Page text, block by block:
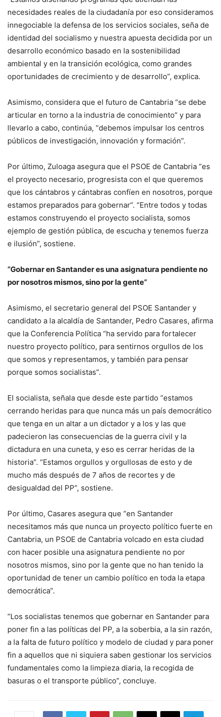
necesidades reales de la ciudadanía por eso consideramos
innegociable la defensa de los servicios sociales, seña de
identidad del socialismo y nuestra apuesta decidida por un
desarrollo económico basado en la sostenibilidad
ambiental y en la transición ecológica, como grandes
oportunidades de crecimiento y de desarrollo”, explica.
Asimismo, considera que el futuro de Cantabria “se debe
articular en torno a la industria de conocimiento” y para
llevarlo a cabo, continúa, “debemos impulsar los centros
públicos de investigación, innovación y formación”.
Por último, Zuloaga asegura que el PSOE de Cantabria “es
el proyecto necesario, progresista con el que queremos
que los cántabros y cántabras confíen en nosotros, porque
estamos preparados para gobernar”. “Entre todos y todas
estamos construyendo el proyecto socialista, somos
ejemplo de gestión pública, de escucha y tenemos fuerza
e ilusión”, sostiene.
“Gobernar en Santander es una asignatura pendiente no
por nosotros mismos, sino por la gente”
Asimismo, el secretario general del PSOE Santander y
candidato a la alcaldía de Santander, Pedro Casares, afirma
que la Conferencia Política “ha servido para fortalecer
nuestro proyecto político, para sentirnos orgullos de los
que somos y representamos, y también para pensar
porque somos socialistas”.
El socialista, señala que desde este partido “estamos
cerrando heridas para que nunca más un país democrático
que tenga en un altar a un dictador y a los y las que
padecieron las consecuencias de la guerra civil y la
dictadura en una cuneta, y eso es cerrar heridas de la
historia”. “Estamos orgullos y orgullosas de esto y de
mucho más después de 7 años de recortes y de
desigualdad del PP”, sostiene.
Por último, Casares asegura que “en Santander
necesitamos más que nunca un proyecto político fuerte en
Cantabria, un PSOE de Cantabria volcado en esta ciudad
con hacer posible una asignatura pendiente no por
nosotros mismos, sino por la gente que no han tenido la
oportunidad de tener un cambio político en toda la etapa
democrática”.
“Los socialistas tenemos que gobernar en Santander para
poner fin a las políticas del PP, a la soberbia, a la sin razón,
a la falta de futuro político y modelo de ciudad y para poner
fin a aquellos que ni siquiera saben gestionar los servicios
fundamentales como la limpieza diaria, la recogida de
basuras o el transporte público”, concluye.